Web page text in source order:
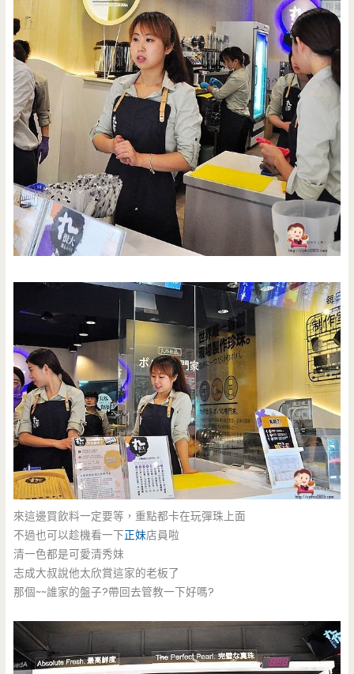
來這邊買飲料一定要等，重點都卡在玩彈珠上面
不過也可以趁機看一下正妹店員啦
清一色都是可愛清秀妹
志成大叔說他太欣賞這家的老板了
那個~~誰家的盤子?帶回去管教一下好嗎?